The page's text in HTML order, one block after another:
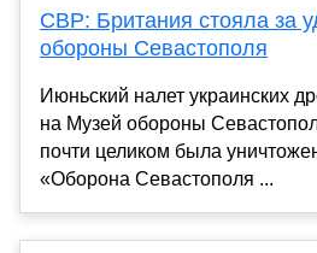
СВР: Британия стояла за
обороны Севастополя
Июньский налет украинских
на Музей обороны
почти целиком была
«Оборона Севастополя ...